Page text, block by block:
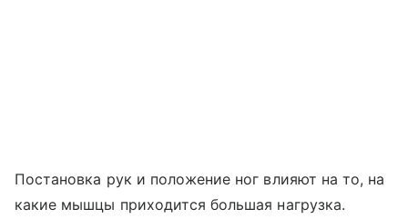
Постановка рук и положение ног влияют на то, на
какие мышцы приходится большая нагрузка.